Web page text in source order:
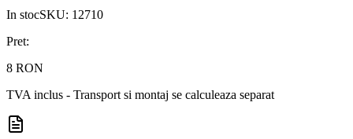
In stocSKU: 12710
Pret:
8 RON
TVA inclus - Transport si montaj se calculeaza separat